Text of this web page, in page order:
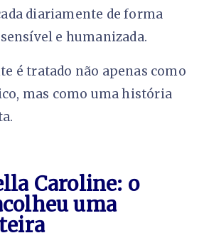
diariamente de forma
e humanizada.
é tratado não apenas como
mas como uma história
Caroline: o
uma